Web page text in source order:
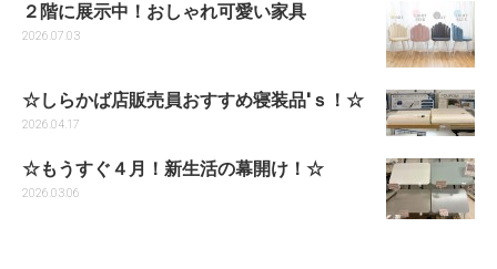
２階に展示中！おしゃれ可愛い家具
2026.07.03
☆しらかば店販売員おすすめ寝装品'ｓ！☆
2026.04.17
☆もうすぐ４月！新生活の幕開け！☆
2026.03.06